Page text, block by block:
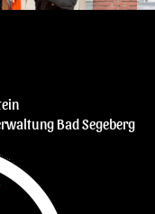
Bad Segeberg